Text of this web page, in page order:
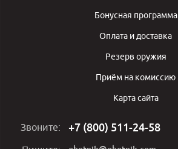
Бонусная программа
Оплата и доставка
Резерв оружия
Приём на комиссию
Карта сайта
Звоните: +7 (800) 511-24-58